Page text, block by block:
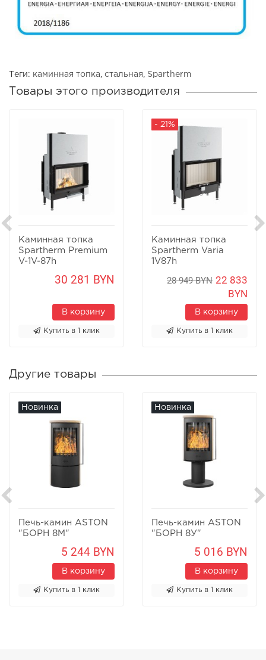
Теги: каминная топка стальная Spartherm
Товары этого производителя
Каминная топка
Spartherm Premium
V-1V-87h
30 281 BYN
В корзину
Купить в 1 клик
- 21%
Каминная топка
Spartherm Varia
1V87h
28 949 BYN 22 833
BYN
В корзину
Купить в 1 клик
Другие товары
Новинка
Печь-камин ASTON
"БОРН 8М"
5 244 BYN
В корзину
Купить в 1 клик
Новинка
Печь-камин ASTON
"БОРН 8У"
5 016 BYN
В корзину
Купить в 1 клик